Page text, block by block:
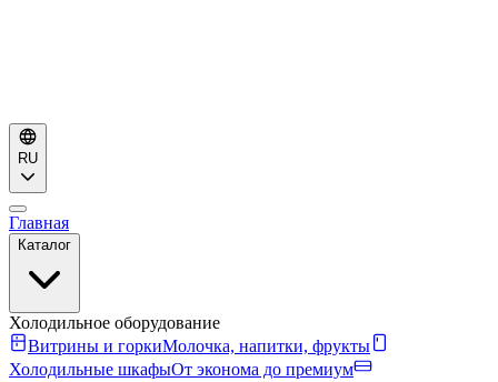
RU
Главная
Каталог
Холодильное оборудование
Витрины и горкиМолочка, напитки, фрукты
Холодильные шкафыОт эконома до премиум